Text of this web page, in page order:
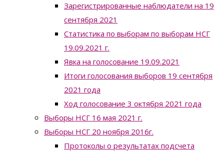
Зарегистрированные наблюдатели на 19
сентября 2021
Статистика по выборам по выборам НСГ
19.09.2021 г.
Явка на голосование 19.09.2021
Итоги голосования выборов 19 сентября
2021 года
Ход голосование 3 октября 2021 года
Выборы НСГ 16 мая 2021 г.
Выборы НСГ 20 ноября 2016г.
Протоколы о результатах подсчета